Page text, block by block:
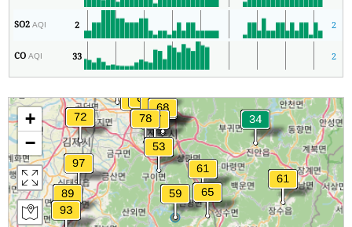
SO2AQI 2 2
COAQI 33 2
+
−